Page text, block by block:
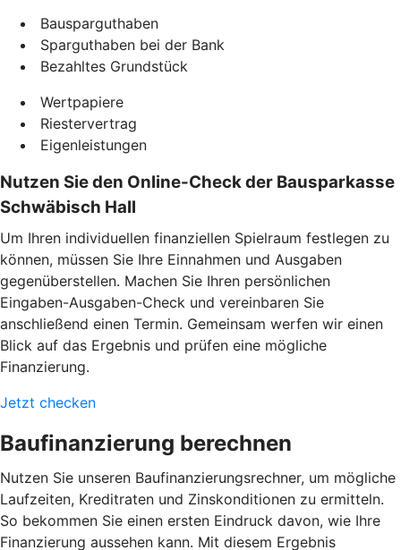
Bausparguthaben
Sparguthaben bei der Bank
Bezahltes Grundstück
Wertpapiere
Riestervertrag
Eigenleistungen
Nutzen Sie den Online-Check der Bausparkasse
Schwäbisch Hall
Um Ihren individuellen finanziellen Spielraum festlegen zu
können, müssen Sie Ihre Einnahmen und Ausgaben
gegenüberstellen. Machen Sie Ihren persönlichen
Eingaben-Ausgaben-Check und vereinbaren Sie
anschließend einen Termin. Gemeinsam werfen wir einen
Blick auf das Ergebnis und prüfen eine mögliche
Finanzierung.
Jetzt checken
Baufinanzierung berechnen
Nutzen Sie unseren Baufinanzierungsrechner, um mögliche
Laufzeiten, Kreditraten und Zinskonditionen zu ermitteln.
So bekommen Sie einen ersten Eindruck davon, wie Ihre
Finanzierung aussehen kann. Mit diesem Ergebnis